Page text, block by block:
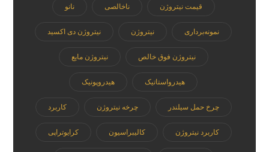
قیمت نیتروژن ناخالصی نانو
نمونه‌برداری نیتروژن نیتروژن دی اکسید
نیتروژن فوق خالص نیتروژن مایع
هیدرواستاتیک هیدروپونیک
چرخ حمل سیلندر چرخه نیتروژن کاربرد
کاربرد نیتروژن کالیبراسیون کرایوتراپی